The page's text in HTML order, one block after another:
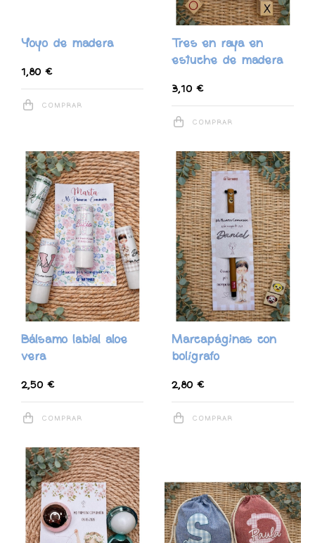
Yoyo de madera
1,80 €
COMPRAR
Tres en raya en
estuche de madera
3,10 €
COMPRAR
Bálsamo labial aloe
vera
2,50 €
COMPRAR
Marcapáginas con
bolígrafo
2,80 €
COMPRAR